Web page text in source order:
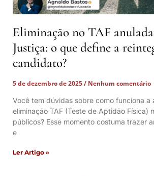
Eliminação no TAF
Justiça: o que define a
candidato?
5 de dezembro de 2025
Nenhum comentário
Você tem dúvidas sobre como funciona a
eliminação TAF (Teste de Aptidão Física)
públicos? Esse momento costuma trazer
e
Ler Artigo »